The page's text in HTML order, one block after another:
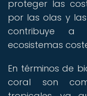
proteger las
por las olas y
contribuye
ecosistemas
En términos de
coral son